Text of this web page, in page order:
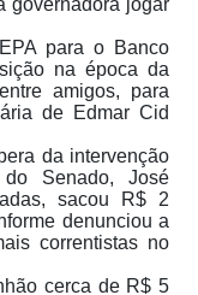
para o Banco
na época da
amigos, para
de Edmar Cid
da intervenção
Senado, José
sacou R$ 2
denunciou a
correntistas no
cerca de R$ 5